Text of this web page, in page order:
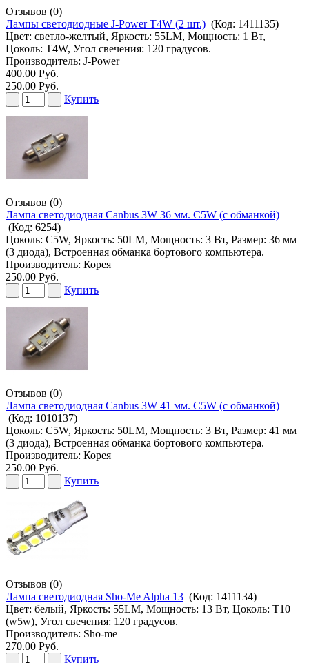
Отзывов (0)
Лампы светодиодные J-Power T4W (2 шт.) (Код: 1411135)
Цвет: светло-желтый, Яркость: 55LM, Мощность: 1 Вт,
Цоколь: T4W, Угол свечения: 120 градусов.
Производитель: J-Power
400.00 Руб.
250.00 Руб.
Купить
Отзывов (0)
Лампа светодиодная Canbus 3W 36 мм. C5W (с обманкой)
(Код: 6254)
Цоколь: C5W, Яркость: 50LM, Мощность: 3 Вт, Размер: 36 мм
(3 диода), Встроенная обманка бортового компьютера.
Производитель: Корея
250.00 Руб.
Купить
Отзывов (0)
Лампа светодиодная Canbus 3W 41 мм. C5W (с обманкой)
(Код: 1010137)
Цоколь: C5W, Яркость: 50LM, Мощность: 3 Вт, Размер: 41 мм
(3 диода), Встроенная обманка бортового компьютера.
Производитель: Корея
250.00 Руб.
Купить
Отзывов (0)
Лампа светодиодная Sho-Me Alpha 13 (Код: 1411134)
Цвет: белый, Яркость: 55LM, Мощность: 13 Вт, Цоколь: T10
(w5w), Угол свечения: 120 градусов.
Производитель: Sho-me
270.00 Руб.
Купить